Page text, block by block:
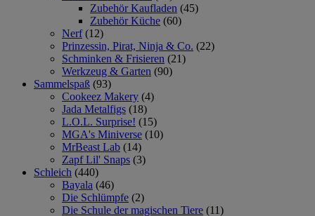
Zubehör Kaufladen (45)
Zubehör Küche (60)
Nerf (12)
Prinzessin, Pirat, Ninja & Co. (22)
Schminken & Frisieren (21)
Werkzeug & Garten (90)
Sammelspaß (93)
Cookeez Makery (4)
Jada Metalfigs (18)
L.O.L. Surprise! (15)
MGA's Miniverse (10)
MrBeast Lab (14)
Zapf Lil' Snaps (3)
Schleich (440)
Bayala (46)
Die Schlümpfe (2)
Die Schule der magischen Tiere (11)